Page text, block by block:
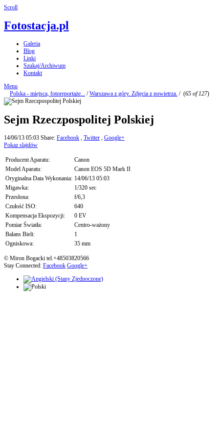
Scroll
Fotostacja.pl
Galeria
Blog
Linki
Szukaj/Archiwum
Kontakt
Menu
Polska - miejsca, fotoreportaże... /Warszawa z góry. Zdjęcia z powietrza. / (65 of 127)
Sejm Rzeczpospolitej Polskiej
14/06/13 05:03 Share: Facebook , Twitter , Google+
Pokaz slajdów
Producent Aparatu:
Canon
Model Aparatu:
Canon EOS 5D Mark II
Oryginalna Data Wykonania: 14/06/13 05:03
Migawka:
1/320 sec
Przesłona:
f/6,3
Czułość ISO:
640
Kompensacja Ekspozycji:
0 EV
Pomiar Światła:
Centro-ważony
Balans Bieli:
1
Ogniskowa:
35 mm
© Miron Bogacki tel.+48503820566
Stay Connected: Facebook Google+